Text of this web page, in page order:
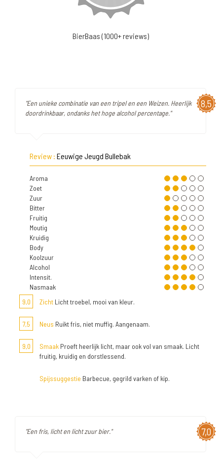
BierBaas (1000+ reviews)
8,5
"Een unieke combinatie van een tripel en een Weizen. Heerlijk
doordrinkbaar, ondanks het hoge alcohol percentage."
Review : Eeuwige Jeugd Bullebak
Aroma
Zoet
Zuur
Bitter
Fruitig
Moutig
Kruidig
Body
Koolzuur
Alcohol
Intensit.
Nasmaak
9,0
Zicht Licht troebel, mooi van kleur.
7,5 Neus Ruikt fris, niet muffig. Aangenaam.
9,0 Smaak Proeft heerlijk licht, maar ook vol van smaak. Licht
fruitig, kruidig en dorstlessend.
Spijssuggestie Barbecue, gegrild varken of kip.
7,0
"Een fris, licht en licht zuur bier."